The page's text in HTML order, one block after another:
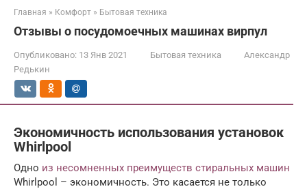
Главная » Комфорт » Бытовая техника
Отзывы о посудомоечных машинах вирпул
Опубликовано: 13 Янв 2021 Бытовая техника
Александр
Редькин
Экономичность использования установок
Whirlpool
Одно из несомненных преимуществ стиральных машин
Whirlpool – экономичность. Это касается не только